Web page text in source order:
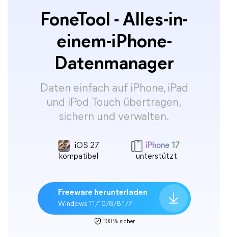
FoneTool - Alles-in-
einem-iPhone-
Datenmanager
Daten einfach auf iPhone, iPad
und iPod Touch übertragen,
sichern und verwalten.
iOS 27
kompatibel
iPhone 17
unterstützt
Freeware herunterladen
Windows 11/10/8/8.1/7
100 % sicher